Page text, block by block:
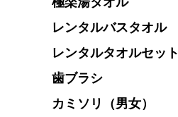
レンタルバスタオ
レンタルタオルセッ
歯ブラシ
カミソリ（男女